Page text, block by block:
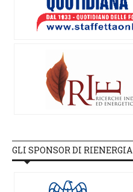
GLI SPONSOR DI RIENERGIA